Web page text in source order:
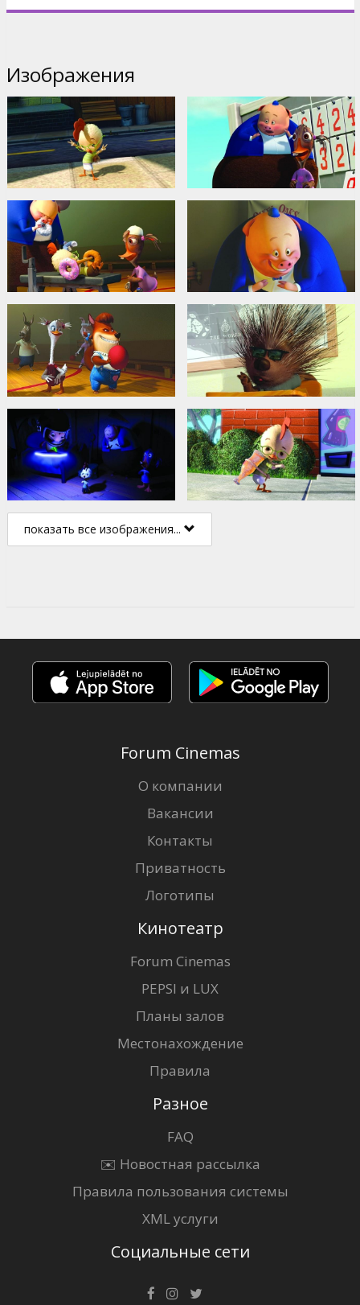
Изображения
показать все изображения...
Forum Cinemas
О компании
Вакансии
Контакты
Приватность
Логотипы
Кинотеатр
Forum Cinemas
PEPSI и LUX
Планы залов
Местонахождение
Правила
Разное
FAQ
✉️ Новостная рассылка
Правила пользования системы
XML услуги
Социальные сети